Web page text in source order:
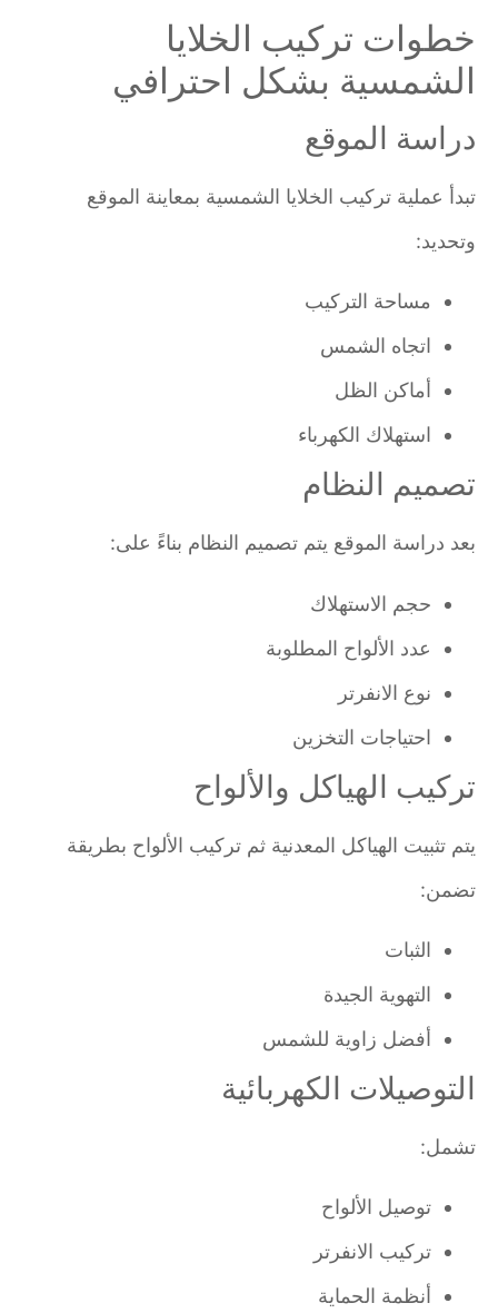
خطوات تركيب الخلايا
الشمسية بشكل احترافي
دراسة الموقع
تبدأ عملية تركيب الخلايا الشمسية بمعاينة الموقع
وتحديد:
مساحة التركيب
اتجاه الشمس
أماكن الظل
استهلاك الكهرباء
تصميم النظام
بعد دراسة الموقع يتم تصميم النظام بناءً على:
حجم الاستهلاك
عدد الألواح المطلوبة
نوع الانفرتر
احتياجات التخزين
تركيب الهياكل والألواح
يتم تثبيت الهياكل المعدنية ثم تركيب الألواح بطريقة
تضمن:
الثبات
التهوية الجيدة
أفضل زاوية للشمس
التوصيلات الكهربائية
تشمل:
توصيل الألواح
تركيب الانفرتر
أنظمة الحماية